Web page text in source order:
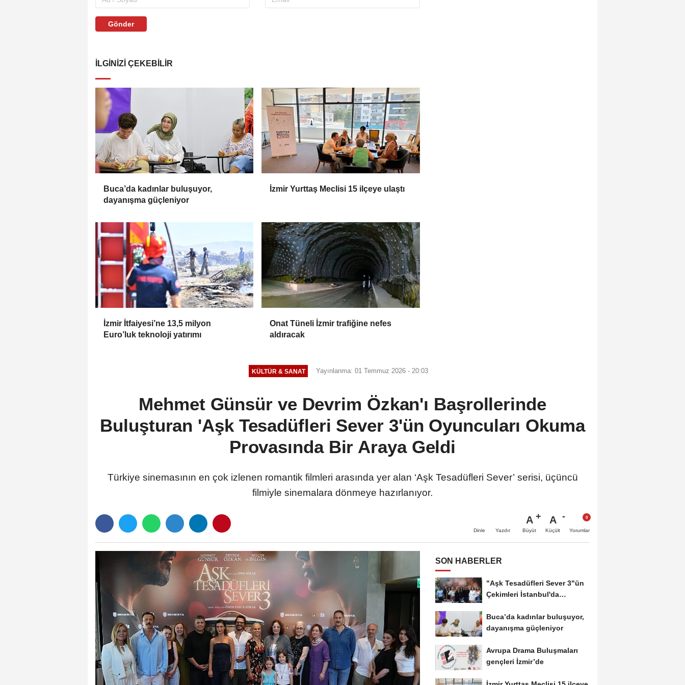
Gönder
İLGINIZI ÇEKEBILIR
Buca’da kadınlar buluşuyor,
dayanışma güçleniyor
İzmir Yurttaş Meclisi 15 ilçeye ulaştı
İzmir İtfaiyesi’ne 13,5 milyon
Euro’luk teknoloji yatırımı
Onat Tüneli İzmir trafiğine nefes
aldıracak
KÜLTÜR & SANAT Yayınlanma: 01 Temmuz 2026 - 20:03
Mehmet Günsür ve Devrim Özkan'ı Başrollerinde
Buluşturan 'Aşk Tesadüfleri Sever 3'ün Oyuncuları Okuma
Provasında Bir Araya Geldi
Türkiye sinemasının en çok izlenen romantik filmleri arasında yer alan ‘Aşk Tesadüfleri Sever’ serisi, üçüncü
filmiyle sinemalara dönmeye hazırlanıyor.
Dinle Yazdır
A
Büyüt
A
Küçült Yorumlar
SON HABERLER
"Aşk Tesadüfleri Sever 3"ün
Çekimleri İstanbul'da
Buca’da kadınlar buluşuyor,
dayanışma güçleniyor
Avrupa Drama Buluşmaları
gençleri İzmir’de